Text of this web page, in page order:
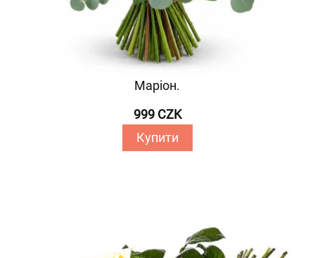
Маріон.
999 CZK
Купити